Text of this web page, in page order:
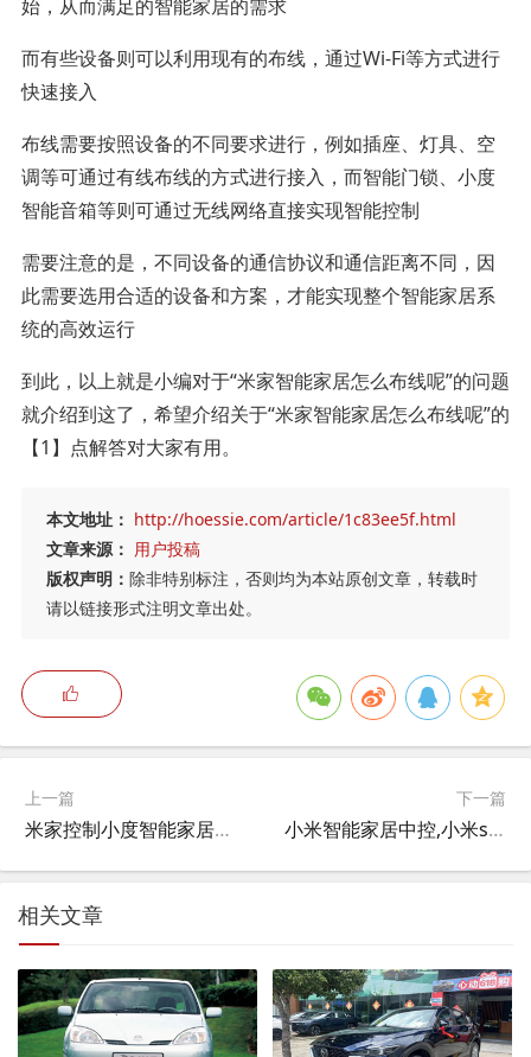
始，从而满足的智能家居的需求
而有些设备则可以利用现有的布线，通过Wi-Fi等方式进行
快速接入
布线需要按照设备的不同要求进行，例如插座、灯具、空
调等可通过有线布线的方式进行接入，而智能门锁、小度
智能音箱等则可通过无线网络直接实现智能控制
需要注意的是，不同设备的通信协议和通信距离不同，因
此需要选用合适的设备和方案，才能实现整个智能家居系
统的高效运行
到此，以上就是小编对于“米家智能家居怎么布线呢”的问题
就介绍到这了，希望介绍关于“米家智能家居怎么布线呢”的
【1】点解答对大家有用。
本文地址： http://hoessie.com/article/1c83ee5f.html
文章来源： 用户投稿
版权声明： 除非特别标注，否则均为本站原创文章，转载时
请以链接形式注明文章出处。
上一篇
米家控制小度智能家居怎么用,米家的灯怎么连接小度？
下一篇
小米智能家居中控,小米soundmove能控制家居吗？
相关文章